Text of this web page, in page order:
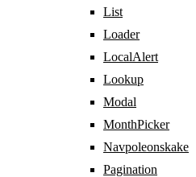
List
Loader
LocalAlert
Lookup
Modal
MonthPicker
Navpoleonskake
Pagination